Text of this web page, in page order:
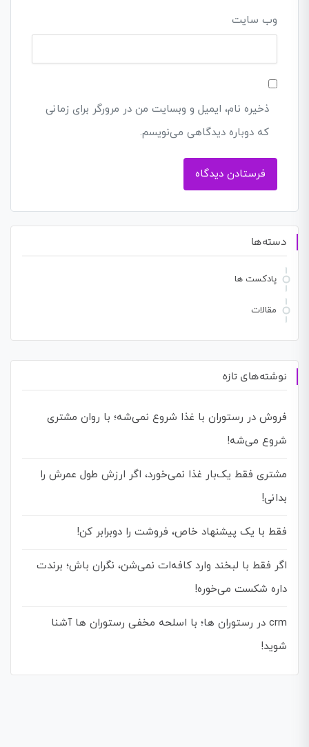
وب‌ سایت
ذخیره نام، ایمیل و وبسایت من در مرورگر برای زمانی
که دوباره دیدگاهی می‌نویسم.
دسته‌ها
پادکست ها
مقالات
نوشته‌های تازه
فروش در رستوران با غذا شروع نمی‌شه؛ با روان مشتری
شروع می‌شه!
مشتری فقط یک‌بار غذا نمی‌خورد، اگر ارزش طول عمرش را
بدانی!
فقط با یک پیشنهاد خاص، فروشت را دوبرابر کن!
اگر فقط با لبخند وارد کافه‌ات نمی‌شن، نگران باش؛ برندت
داره شکست می‌خوره!
crm در رستوران ها؛ با اسلحه مخفی رستوران ها آشنا
شوید!